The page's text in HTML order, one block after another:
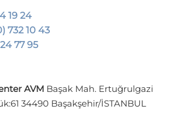
19 24
732 10 43
77 95
AVM Başak Mah. Ertuğrulgazi
34490 Başakşehir/İSTANBUL